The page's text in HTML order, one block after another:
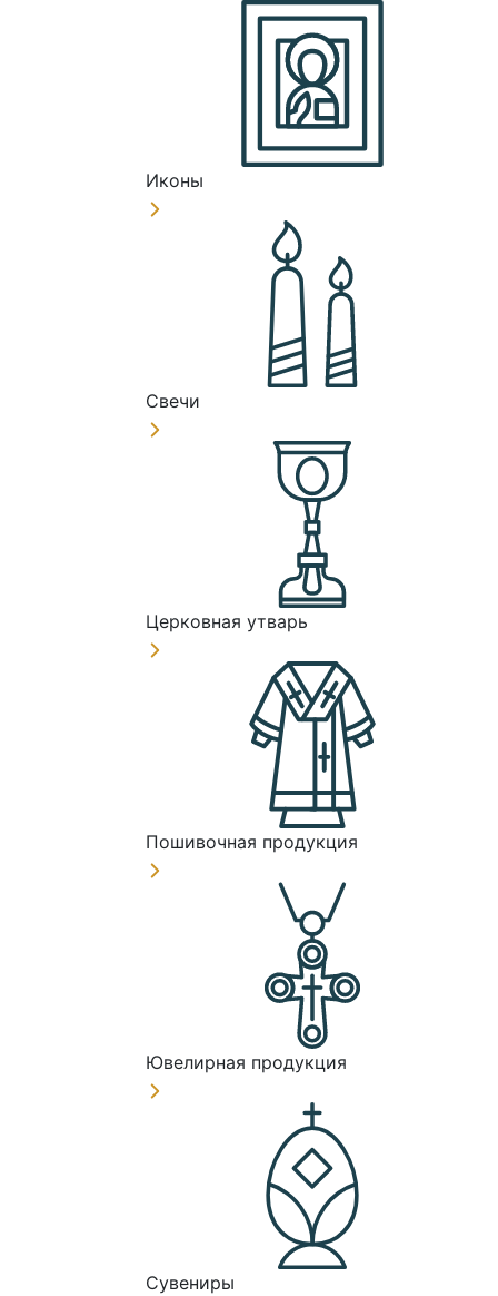
Иконы
Свечи
Церковная утварь
Пошивочная продукция
Ювелирная продукция
Сувениры